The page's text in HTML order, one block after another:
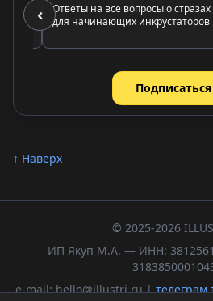
‹Ответы на все вопросы о стразах
для начинающих инкрустаторов
↑ Наверх
© 2025-2026
ИП Якуп М.А. — ИНН:
e-mail: hello@illustri.ru |телеграм